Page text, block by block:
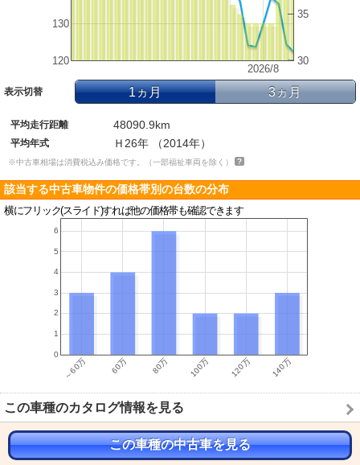
2026/8
120
130
30
35
表示切替 1ヵ月 3ヵ月
平均走行距離 48090.9km
平均年式 Ｈ26年 （2014年）
※中古車相場は消費税込み価格です。（一部福祉車両を除く）
該当する中古車物件の価格帯別の台数の分布
横にフリック(スライド)すれば他の価格帯も確認できます
この車種のカタログ情報を見る
この車種の中古車を見る